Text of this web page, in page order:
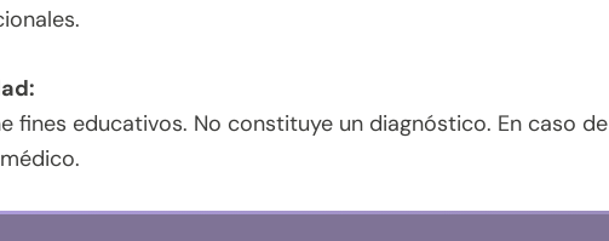
fines educativos. No constituye un diagnóstico. En caso de